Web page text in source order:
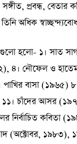
প্রবন্ধ, বেতার
অধিক
হলো- ১। সাত
৪। নৌফেল ও
বাসা (১৯৬৫)
চাঁদের আসর
নির্বাচিত কবিতা
(অক্টোবর, ১৯৮৩),